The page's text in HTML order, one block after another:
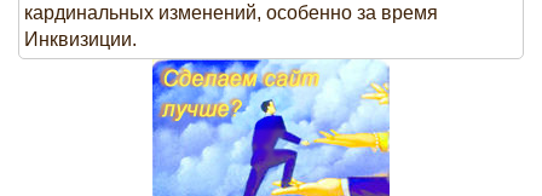
кардинальных изменений, особенно за время
Инквизиции.